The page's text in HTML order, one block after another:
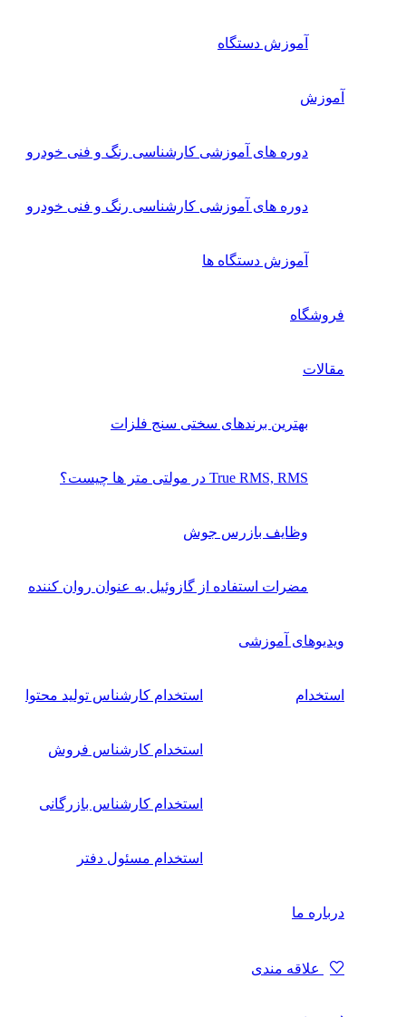
آموزش دستگاه
آموزش
دوره های آموزشی کارشناسی رنگ و فنی خودرو
دوره های آموزشی کارشناسی رنگ و فنی خودرو
آموزش دستگاه ها
فروشگاه
مقالات
بهترین برندهای سختی سنج فلزات
True RMS, RMS در مولتی متر ها چیست؟
وظایف بازرس جوش
مضرات استفاده از گازوئیل به عنوان روان کننده
ویدیوهای آموزشی
استخدام استخدام کارشناس تولید محتوا
استخدام کارشناس فروش
استخدام کارشناس بازرگانی
استخدام مسئول دفتر
درباره ما
علاقه مندی